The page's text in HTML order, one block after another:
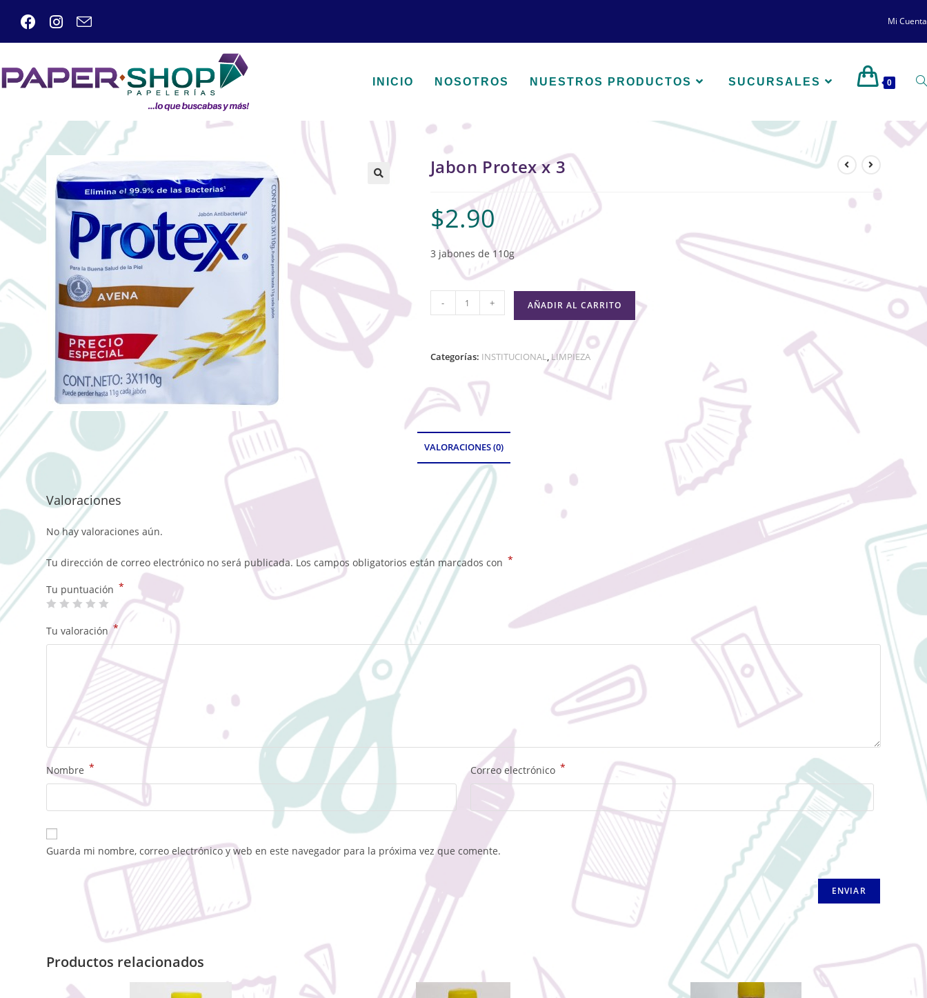
Mi Cuenta
INICIO NOSOTROS NUESTROS PRODUCTOS SUCURSALES 0
Jabon Protex x 3
$2.90
3 jabones de 110g
- + AÑADIR AL CARRITO
Categorías: INSTITUCIONAL,LIMPIEZA
VALORACIONES (0)
Valoraciones
No hay valoraciones aún.
Tu dirección de correo electrónico no será publicada. Los campos obligatorios están marcados con *
Tu puntuación *
Tu valoración*
Nombre * Correo electrónico *
Guarda mi nombre, correo electrónico y web en este navegador para la próxima vez que comente.
Productos relacionados